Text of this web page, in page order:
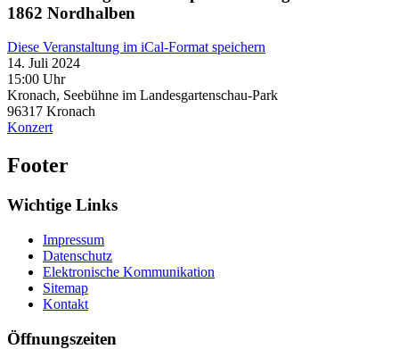
1862 Nordhalben
Diese Veranstaltung im iCal-Format speichern
14. Juli 2024
15:00 Uhr
Kronach, Seebühne im Landesgartenschau-Park
96317 Kronach
Konzert
Footer
Wichtige Links
Impressum
Datenschutz
Elektronische Kommunikation
Sitemap
Kontakt
Öffnungszeiten